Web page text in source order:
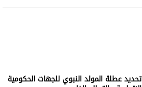
تحديد عطلة المولد النبوي للجهات الحكومية